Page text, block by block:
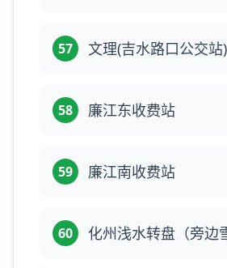
57 文理(吉水路口公交站)
58 廉江东收费站
59 廉江南收费站
60 化州浅水转盘（旁边